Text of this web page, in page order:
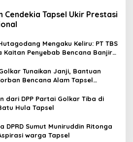
Cendekia Tapsel Ukir Prestasi
Mengaku Keliru: PT TBS
Kaitan Penyebab Bencana Banjir
Tunaikan Janji, Bantuan
Bencana Alam Tapsel
dari DPP Partai Golkar Tiba di
Hula Tapsel
DPRD Sumut Muniruddin Ritonga
warga Tapsel